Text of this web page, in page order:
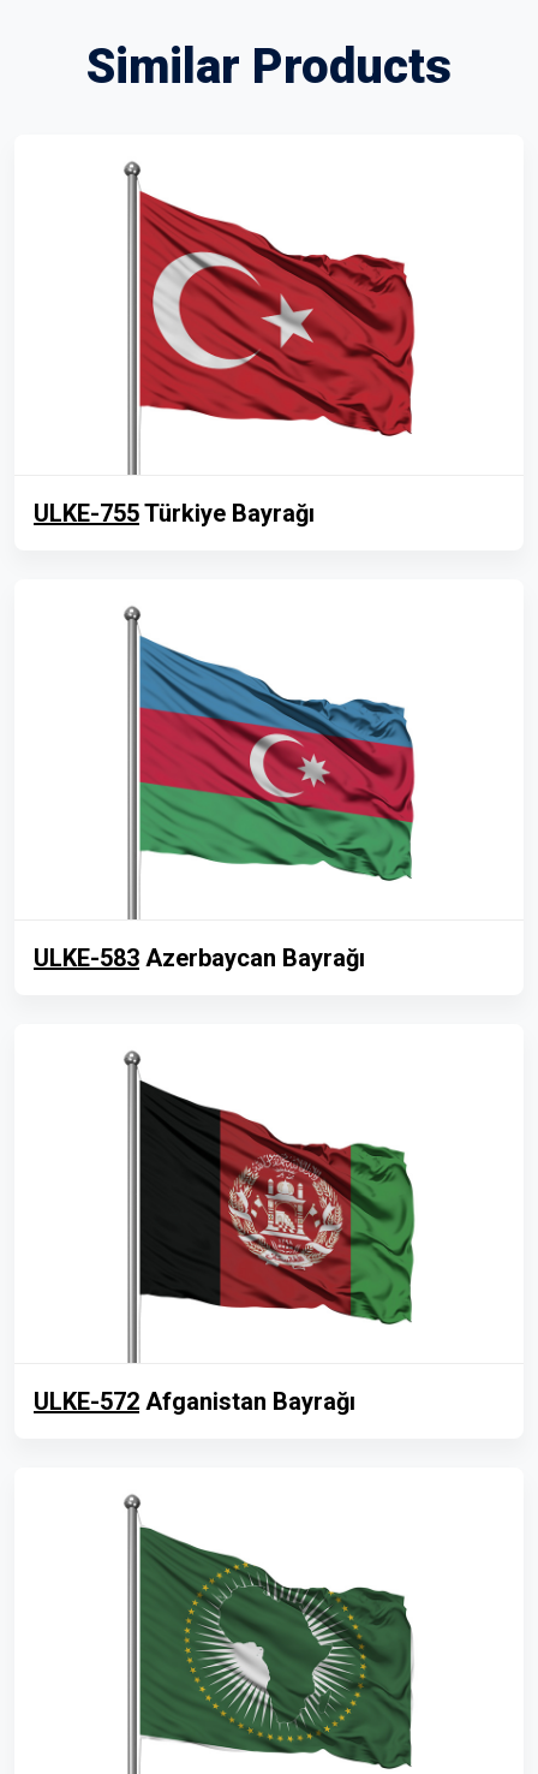
Similar Products
ULKE-755Türkiye Bayrağı
ULKE-583 Azerbaycan Bayrağı
ULKE-572 Afganistan Bayrağı